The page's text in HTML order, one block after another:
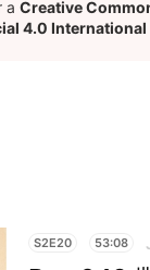
a Creative
4.0 International
S2E20 53:08